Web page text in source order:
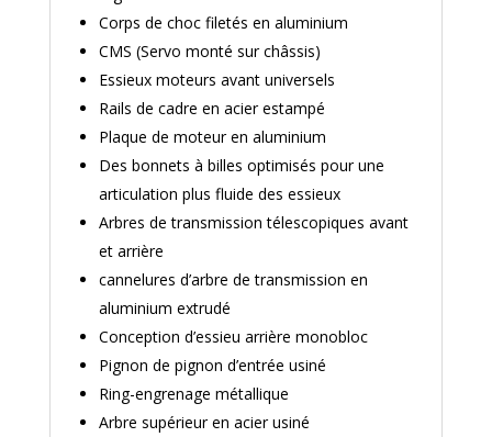
Corps de choc filetés en aluminium
CMS (Servo monté sur châssis)
Essieux moteurs avant universels
Rails de cadre en acier estampé
Plaque de moteur en aluminium
Des bonnets à billes optimisés pour une
articulation plus fluide des essieux
Arbres de transmission télescopiques avant
et arrière
cannelures d’arbre de transmission en
aluminium extrudé
Conception d’essieu arrière monobloc
Pignon de pignon d’entrée usiné
Ring-engrenage métallique
Arbre supérieur en acier usiné